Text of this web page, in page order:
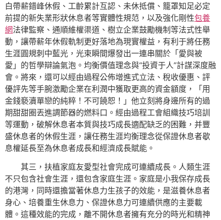
白帶薪錯峰休假、工齡累計互認、未休抵償、籠罩知足必定
前提的新失業形狀休息者等實體性規范，以及強化剛性包養
網法律監察、通順維權渠道、樹立企業鼓勵機制等法式性舉
動，讓帶薪年休假軌制更好落地為現實權益，有利于將任務
生涯圓規刺中藍光，光束瞬間爆發出一連串關於「愛與被
愛」的哲學辯論氣泡。均衡價值理念與“投資于人”計謀深度融
會。將來，還可以經由過程公佈增進式立法、稅收優惠、評
優評先等手腕激勵企業在利潤中獲取更高的資金額度，「用
金錢褻瀆單戀的純粹！不可饒恕！」他立刻將身邊所有的過
期甜甜圈丟進調節器的燃料口。經由過程工會組織技巧培訓
等運動，破解休息者本質與技巧成長適配缺乏的困難，并豐
盛休息者的休假生涯，讓任務生涯均衡理念從保證休息者歇
息權延長至為休息者成長和經濟成長賦能。
其三，扶植家庭友愛型社會完成可連續成長。人類生涯
不只包含社會生涯，還包含家庭生涯。家庭是小我保存成長
的港灣，同時還擔當著休息力生孩子的效能，是滋養休息者
身心、培養重生休息力、保證休息力可連續供應的主要載
體。這種效能的完成，離不開休息者擁有充分的時光和精神